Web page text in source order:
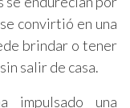
convirtió en una
brindar o tener
salir de casa.
impulsado una